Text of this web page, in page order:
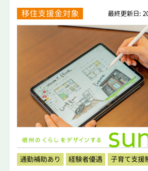
移住支援金対象 最終更新日:
通勤補助あり 経験者優遇 子育て支援